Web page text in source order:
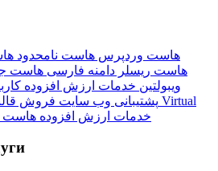
هاست وردپرس هاست نامحدود
هاست ریسلر دامنه فارسی هاست
ویبولتین خدمات ارزش افزوده
پشتیبانی وب سایت فروش
خدمات ارزش افزوده هاست